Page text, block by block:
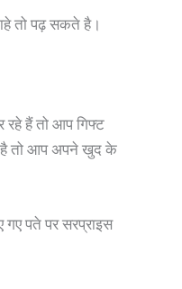
तो पढ़ सकते है।
रहे हैं तो आप गिफ्ट
है तो आप अपने खुद के
पते पर सरप्राइस